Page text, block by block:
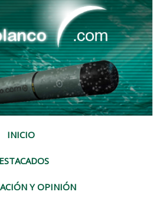
INICIO
Y OPINIÓN